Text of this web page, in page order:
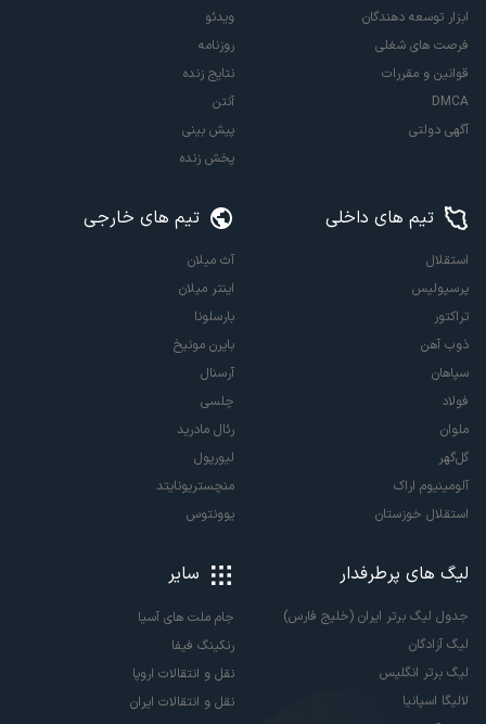
ابزار توسعه دهندگان
فرصت های شغلی
قوانین و مقررات
DMCA
آگهی دولتی
ویدئو
روزنامه
نتایج زنده
آنتن
پیش بینی
پخش زنده
تیم های داخلی
استقلال
پرسپولیس
تراکتور
ذوب آهن
سپاهان
فولاد
ملوان
گل‌گهر
آلومینیوم اراک
استقلال خوزستان
تیم های خارجی
آث میلان
اینتر میلان
بارسلونا
بایرن مونیخ
آرسنال
چلسی
رئال مادرید
لیورپول
منچستریونایتد
یوونتوس
لیگ های پرطرفدار
جدول لیگ برتر ایران (خلیج فارس)
لیگ آزادگان
لیگ برتر انگلیس
لالیگا اسپانیا
سایر
جام ملت های آسیا
رنکینگ فیفا
نقل و انتقالات اروپا
نقل و انتقالات ایران